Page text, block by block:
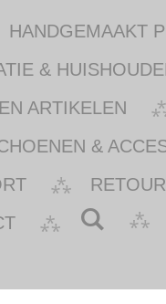
HANDGEMAAKT
&
ARTIKELEN
&